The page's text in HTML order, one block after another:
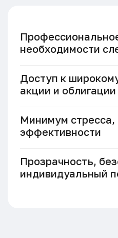
необходимости
Доступ к
акции и облигации
Минимум
эффективности
Прозрачность,
индивидуальный